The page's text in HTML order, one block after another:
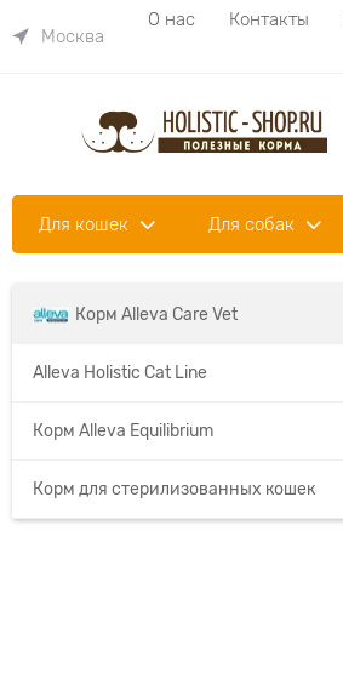
Москва
О нас Контакты
Для кошек Для собак
Корм Alleva Care Vet
Alleva Holistic Cat Line
Корм Alleva Equilibrium
Корм для стерилизованных кошек